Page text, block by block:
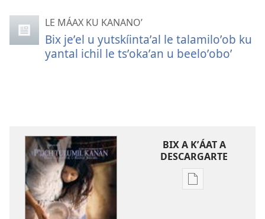
LE MÁAX KU KANANOʼ
Bix jeʼel u yutskíintaʼal le talamiloʼob ku
yantal ichil le tsʼokaʼan u beeloʼoboʼ
BIX A KʼÁAT A
DESCARGARTE
Bix